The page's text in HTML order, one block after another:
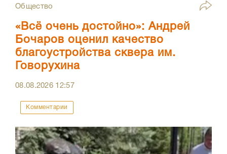
Общество
«Всё очень достойно»: Андрей
Бочаров оценил качество
благоустройства сквера им.
Говорухина
08.08.2026 12:57
Комментарии